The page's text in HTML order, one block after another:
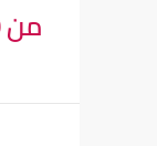
من 3000 إلى 40000 دينار